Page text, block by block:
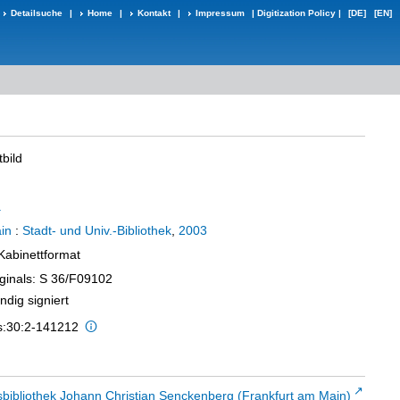
Detailsuche | Home | Kontakt | Impressum | Digitization Policy | [DE] [EN]
: Stadt- und Univ.-Bibliothek 2003
S 36/F09102
signiert
141212
Johann Christian Senckenberg (Frankfurt am Main)